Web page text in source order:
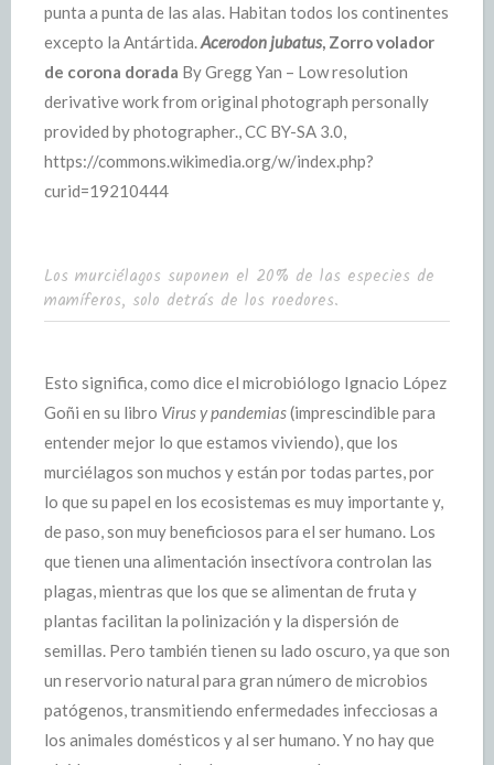
punta a punta de las alas. Habitan todos los continentes
excepto la Antártida. Acerodon jubatus, Zorro volador
de corona dorada By Gregg Yan – Low resolution
derivative work from original photograph personally
provided by photographer., CC BY-SA 3.0,
https://commons.wikimedia.org/w/index.php?
curid=19210444
Los murciélagos suponen el 20% de las especies de
mamíferos, solo detrás de los roedores.
Esto significa, como dice el microbiólogo Ignacio López
Goñi en su libro Virus y pandemias(imprescindible para
entender mejor lo que estamos viviendo), que los
murciélagos son muchos y están por todas partes, por
lo que su papel en los ecosistemas es muy importante y,
de paso, son muy beneficiosos para el ser humano. Los
que tienen una alimentación insectívora controlan las
plagas, mientras que los que se alimentan de fruta y
plantas facilitan la polinización y la dispersión de
semillas. Pero también tienen su lado oscuro, ya que son
un reservorio natural para gran número de microbios
patógenos, transmitiendo enfermedades infecciosas a
los animales domésticos y al ser humano. Y no hay que